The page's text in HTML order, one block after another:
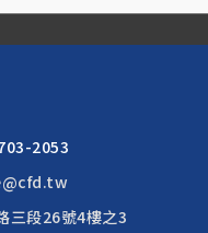
2053
三段26號4樓之3